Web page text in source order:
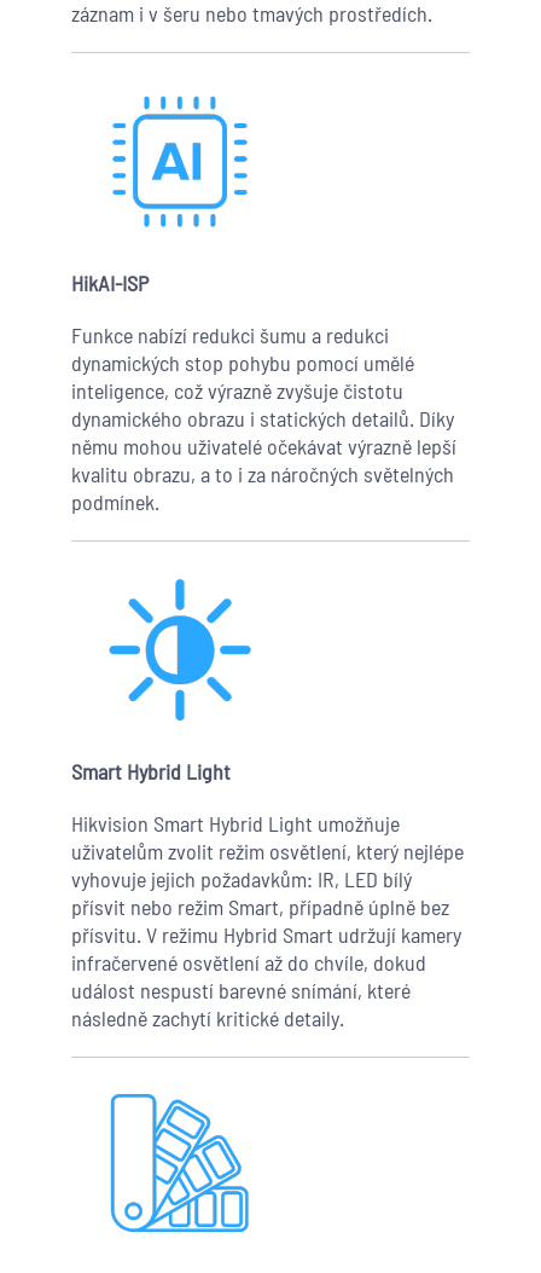
záznam i v šeru nebo tmavých prostředích.
HikAI-ISP
Funkce nabízí redukci šumu a redukci
dynamických stop pohybu pomocí umělé
inteligence, což výrazně zvyšuje čistotu
dynamického obrazu i statických detailů. Díky
němu mohou uživatelé očekávat výrazně lepší
kvalitu obrazu, a to i za náročných světelných
podmínek.
Smart Hybrid Light
Hikvision Smart Hybrid Light umožňuje
uživatelům zvolit režim osvětlení, který nejlépe
vyhovuje jejich požadavkům: IR, LED bílý
přísvit nebo režim Smart, případně úplně bez
přísvitu. V režimu Hybrid Smart udržují kamery
infračervené osvětlení až do chvíle, dokud
událost nespustí barevné snímání, které
následně zachytí kritické detaily.